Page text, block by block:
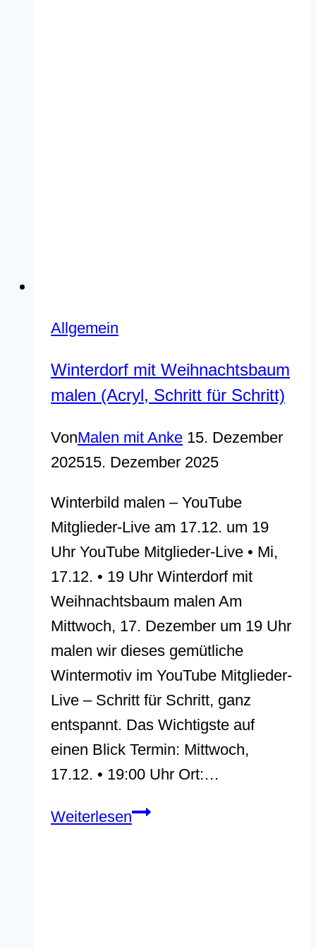
Allgemein
Winterdorf mit Weihnachtsbaum
malen (Acryl, Schritt für Schritt)
VonMalen mit Anke 15. Dezember
202515. Dezember 2025
Winterbild malen – YouTube
Mitglieder-Live am 17.12. um 19
Uhr YouTube Mitglieder-Live • Mi,
17.12. • 19 Uhr Winterdorf mit
Weihnachtsbaum malen Am
Mittwoch, 17. Dezember um 19 Uhr
malen wir dieses gemütliche
Wintermotiv im YouTube Mitglieder-
Live – Schritt für Schritt, ganz
entspannt. Das Wichtigste auf
einen Blick Termin: Mittwoch,
17.12. • 19:00 Uhr Ort:…
WeiterlesenWinterdorf